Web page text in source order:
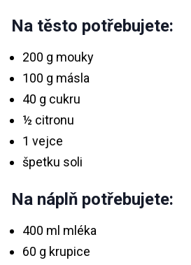
Na těsto potřebujete:
200 g mouky
100 g másla
40 g cukru
½ citronu
1 vejce
špetku soli
Na náplň potřebujete:
400 ml mléka
60 g krupice